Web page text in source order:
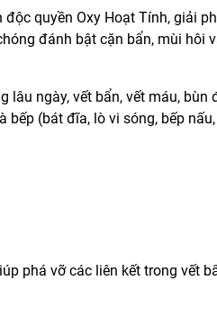
quyền Oxy Hoạt Tính, giải
đánh bật cặn bẩn, mùi hôi
lâu ngày, vết bẩn, vết máu, bùn
bếp (bát đĩa, lò vi sóng, bếp
phá vỡ các liên kết trong vết